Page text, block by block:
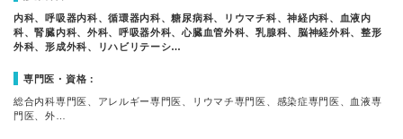
内科、呼吸器内科、循環器内科、糖尿病科、リウマチ科、神経内科、血液内
科、腎臓内科、外科、呼吸器外科、心臓血管外科、乳腺科、脳神経外科、整形
外科、形成外科、リハビリテーシ…
専門医・資格：
総合内科専門医、アレルギー専門医、リウマチ専門医、感染症専門医、血液専
門医、外…